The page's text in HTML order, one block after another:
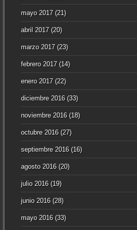
mayo 2017(21)
abril 2017(20)
marzo 2017(23)
febrero 2017(14)
enero 2017(22)
diciembre 2016(33)
noviembre 2016(18)
octubre 2016(27)
septiembre 2016(16)
agosto 2016(20)
julio 2016(19)
junio 2016(28)
mayo 2016(33)